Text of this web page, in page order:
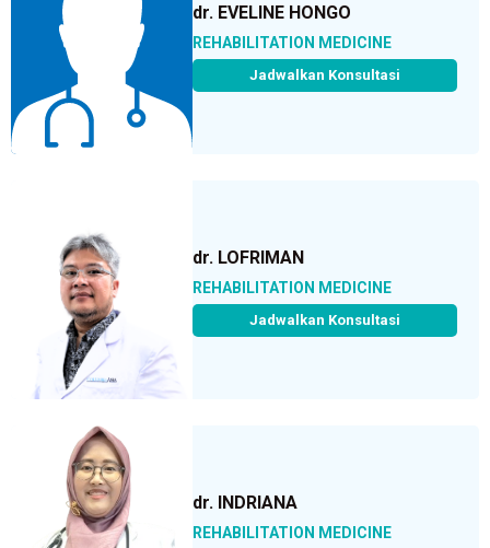
dr. EVELINE HONGO
REHABILITATION MEDICINE
Jadwalkan Konsultasi
dr. LOFRIMAN
REHABILITATION MEDICINE
Jadwalkan Konsultasi
dr. INDRIANA
REHABILITATION MEDICINE